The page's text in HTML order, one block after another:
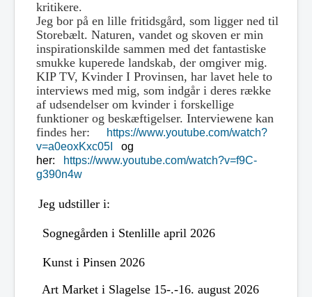
kritikere.
Jeg bor på en lille fritidsgård, som ligger ned til
Storebælt. Naturen, vandet og skoven er min
inspirationskilde sammen med det fantastiske
smukke kuperede landskab, der omgiver mig.
KIP TV, Kvinder I Provinsen, har lavet hele to
interviews med mig, som indgår i deres række
af udsendelser om kvinder i forskellige
funktioner og beskæftigelser. Interviewene kan
findes her:
https://www.youtube.com/watch?
v=a0eoxKxc05I
og
her: https://www.youtube.com/watch?v=f9C-
g390n4w
Jeg udstiller i:
Sognegården i Stenlille april 2026
Kunst i Pinsen 2026
Art Market i Slagelse 15-.-16. august 2026